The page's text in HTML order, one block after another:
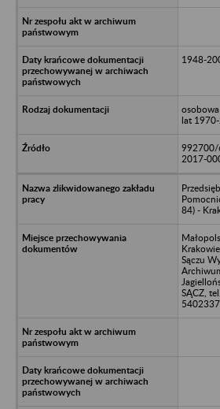
1948-
lat
992700/
2017-
84) -
Sączu
SĄCZ,